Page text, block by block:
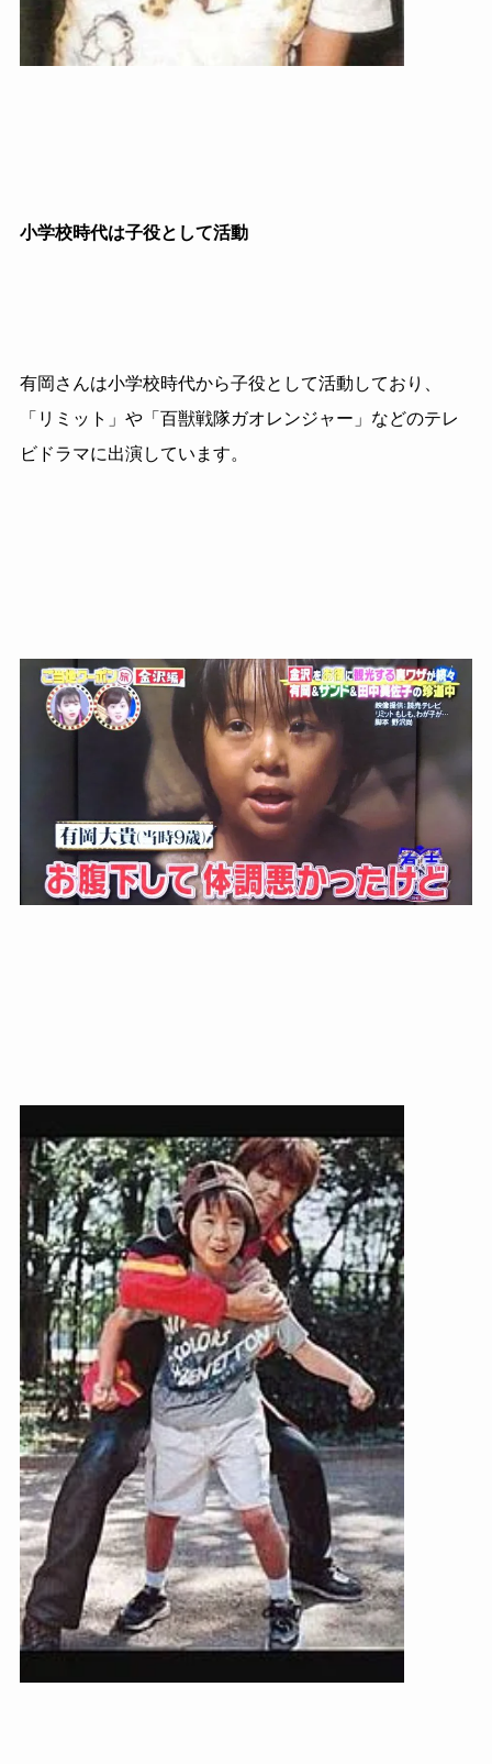
小学校時代は子役として活動
有岡さんは小学校時代から子役として活動しており、
「リミット」や「百獣戦隊ガオレンジャー」などのテレ
ビドラマに出演しています。